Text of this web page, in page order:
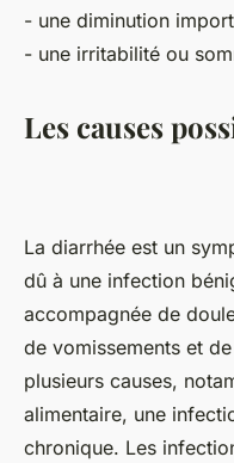
- une diminution
- une irritabilité ou
Les causes
La diarrhée est un
dû à une infection
accompagnée de
de vomissements et
plusieurs causes,
alimentaire, une
chronique. Les